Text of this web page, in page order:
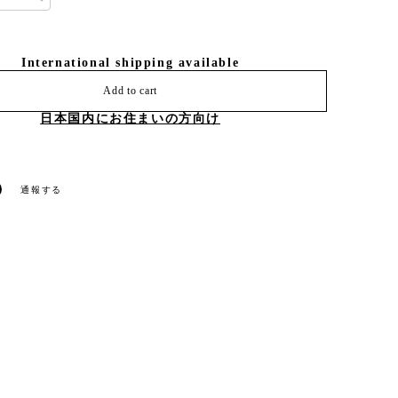
International shipping available
Add to cart
日本国内にお住まいの方向け
通報する